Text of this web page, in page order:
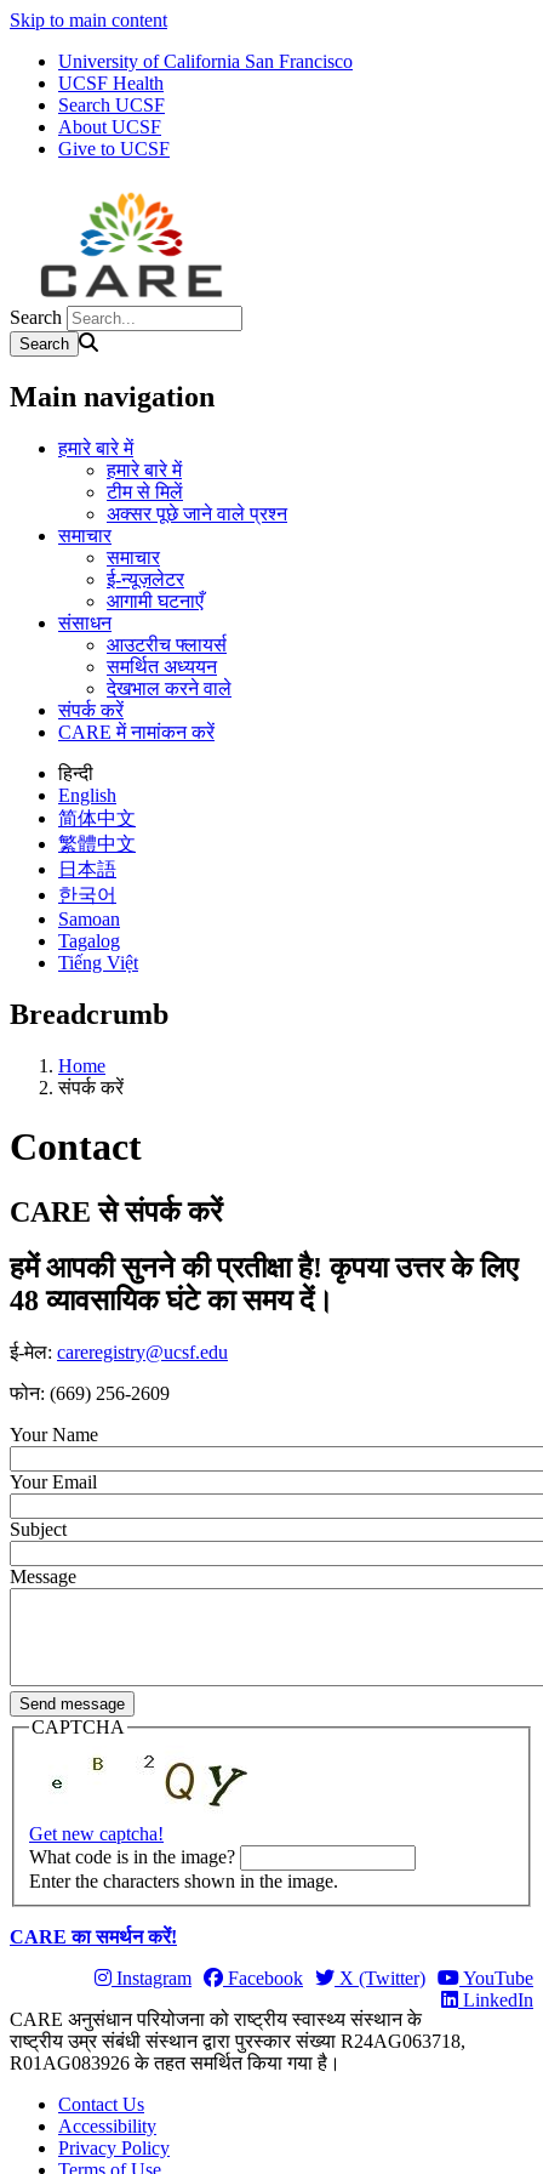
Skip to main content
University of California San Francisco
UCSF Health
Search UCSF
About UCSF
Give to UCSF
Search
Main navigation
हमारे बारे में
हमारे बारे में
टीम से मिलें
अक्सर पूछे जाने वाले प्रश्न
समाचार
समाचार
ई-न्यूज़लेटर
आगामी घटनाएँ
संसाधन
आउटरीच फ्लायर्स
समर्थित अध्ययन
देखभाल करने वाले
संपर्क करें
CARE में नामांकन करें
हिन्दी
English
简体中文
繁體中文
日本語
한국어
Samoan
Tagalog
Tiếng Việt
Breadcrumb
Home
संपर्क करें
Contact
CARE से संपर्क करें
हमें आपकी सुनने की प्रतीक्षा है! कृपया उत्तर के लिए
48 व्यावसायिक घंटे का समय दें।
ई-मेल: careregistry@ucsf.edu
फोन: ‪(669) 256-2609‬
Your Name
Your Email
Subject
Message
CAPTCHA
Get new captcha!
What code is in the image?
Enter the characters shown in the image.
CARE का समर्थन करें!
YouTube
X (Twitter)
Facebook
Instagram
LinkedIn
CARE अनुसंधान परियोजना को राष्ट्रीय स्वास्थ्य संस्थान के
राष्ट्रीय उम्र संबंधी संस्थान द्वारा पुरस्कार संख्या R24AG063718,
R01AG083926 के तहत समर्थित किया गया है।
Contact Us
Accessibility
Privacy Policy
Terms of Use